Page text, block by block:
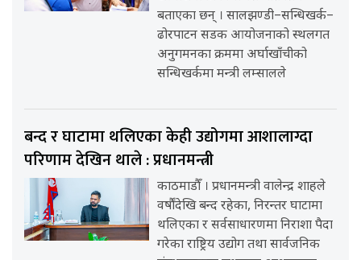
बताएका छन् । सालझण्डी–सन्धिखर्क–
ढोरपाटन सडक आयोजनाको स्थलगत
अनुगमनका क्रममा अर्घाखाँचीको
सन्धिखर्कमा मन्त्री लम्सालले
बन्द र घाटामा थलिएका केही उद्योगमा आशालाग्दा
परिणाम देखिन थाले : प्रधानमन्त्री
काठमाडौँ । प्रधानमन्त्री वालेन्द्र शाहले
वर्षौंदेखि बन्द रहेका, निरन्तर घाटामा
थलिएका र सर्वसाधारणमा निराशा पैदा
गरेका राष्ट्रिय उद्योग तथा सार्वजनिक